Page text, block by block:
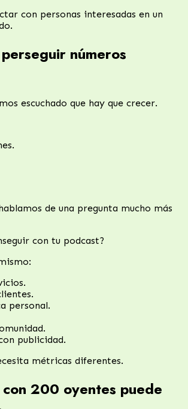
con personas interesadas en un
números
escuchado que hay que crecer.
de una pregunta mucho más
con tu podcast?
personal.
publicidad.
métricas diferentes.
con 200 oyentes puede